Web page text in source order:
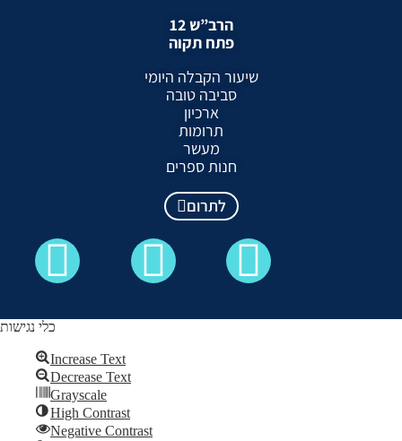
הרב”ש 12
פתח תקוה
שיעור הקבלה היומי
סביבה טובה
ארכיון
תרומות
מעשר
חנות ספרים
לתרום
Skip to content
כלי נגישות
Increase Text
Decrease Text
Grayscale
High Contrast
Negative Contrast